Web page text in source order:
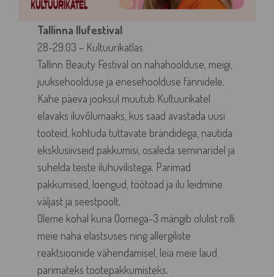
Tallinna Ilufestival
28-29.03 – Kultuurikatlas
Tallinn Beauty Festival on nahahoolduse, meigi,
juuksehoolduse ja enesehoolduse fännidele.
Kahe päeva jooksul muutub Kultuurikatel
elavaks iluvõlumaaks, kus saad avastada uusi
tooteid, kohtuda tuttavate brändidega, nautida
eksklusiivseid pakkumisi, osaleda seminaridel ja
suhelda teiste iluhuvilistega. Parimad
pakkumised, loengud, töötoad ja ilu leidmine
väljast ja seestpoolt.
Oleme kohal kuna Oomega-3 mängib olulist rolli
meie naha elastsuses ning allergiliste
reaktsioonide vähendamisel, leia meie laud
parimateks tootepakkumisteks.